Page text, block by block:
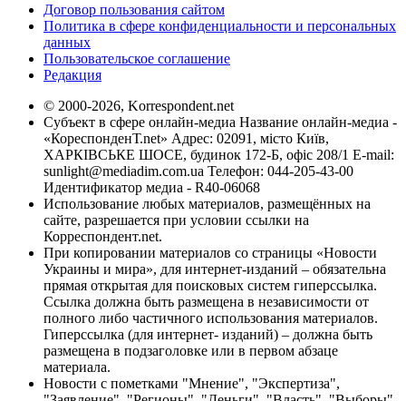
Договор пользования сайтом
Политика в сфере конфиденциальности и персональных
данных
Пользовательское соглашение
Редакция
© 2000-2026, Korrespondent.net
Субъект в сфере онлайн-медиа Название онлайн-медиа -
«КореспонденТ.net» Адрес: 02091, місто Київ,
ХАРКІВСЬКЕ ШОСЕ, будинок 172-Б, офіс 208/1 E-mail:
sunlight@mediadim.com.ua Телефон: 044-205-43-00
Идентификатор медиа - R40-06068
Использование любых материалов, размещённых на
сайте, разрешается при условии ссылки на
Корреспондент.net.
При копировании материалов со страницы «Новости
Украины и мира», для интернет-изданий – обязательна
прямая открытая для поисковых систем гиперссылка.
Ссылка должна быть размещена в независимости от
полного либо частичного использования материалов.
Гиперссылка (для интернет- изданий) – должна быть
размещена в подзаголовке или в первом абзаце
материала.
Новости с пометками "Мнение", "Экспертиза",